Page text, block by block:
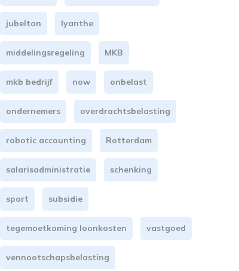
jubelton lyanthe
middelingsregeling MKB
mkb bedrijf now onbelast
ondernemers overdrachtsbelasting
robotic accounting Rotterdam
salarisadministratie schenking
sport subsidie
tegemoetkoming loonkosten vastgoed
vennootschapsbelasting